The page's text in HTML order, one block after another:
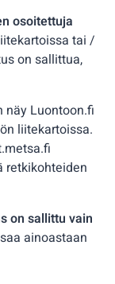
osoitettuja
tai /
on sallittua,
näy Luontoon.fi
liitekartoissa.
retkikohteiden
on sallittu vain
ainoastaan